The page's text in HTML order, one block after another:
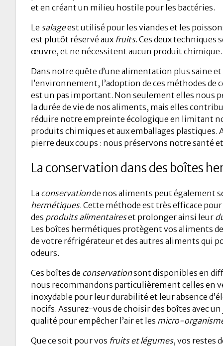
et en créant un milieu hostile pour les bactéries.
Le salageest utilisé pour les viandes et les
est plutôt réservé aux fruits. Ces deux techniques
œuvre, et ne nécessitent aucun produit chimique.
Dans notre quête d’une alimentation plus saine
l’environnement, l’adoption de ces méthodes
est un pas important. Non seulement elles nous
la durée de vie de nos aliments, mais elles
réduire notre empreinte écologique en limitant
produits chimiques et aux emballages plastiques.
pierre deux coups : nous préservons notre santé
La conservation dans des boîtes
La conservationde nos aliments peut également
hermétiques. Cette méthode est très efficace
des produits alimentaireset prolonger ainsi leur
Les boîtes hermétiques protègent vos aliments de
de votre réfrigérateur et des autres aliments qui
odeurs.
Ces boîtes de conservationsont disponibles en
nous recommandons particulièrement celles en
inoxydable pour leur durabilité et leur absence
nocifs. Assurez-vous de choisir des boîtes avec
qualité pour empêcher l’air et les micro-
Que ce soit pour vos fruits et légumes, vos restes